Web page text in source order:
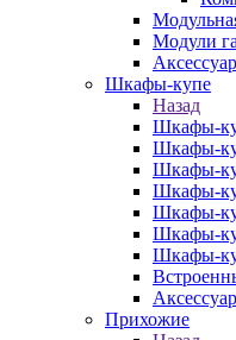
Модули
Шкафы-купе
Назад
Шкафы-
Шкафы-
Шкафы-
Шкафы-
Шкафы-
Шкафы-
Шкафы-
Прихожие